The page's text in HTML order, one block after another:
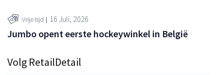
Vrije tijd 16 Juli, 2026
Jumbo opent eerste hockeywinkel in België
Volg RetailDetail